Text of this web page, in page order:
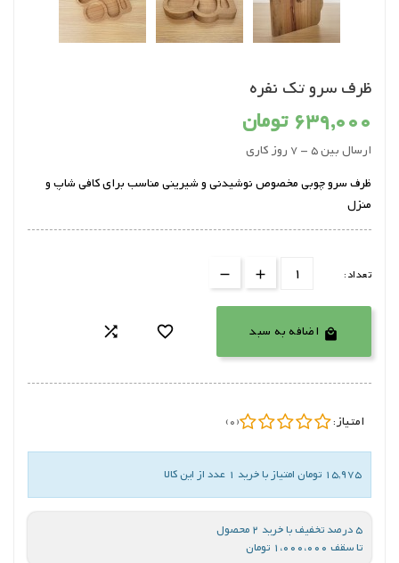
ظرف سرو تک نفره
639,000 تومان
ارسال بین 5 - 7 روز کاری
ظرف سرو چوبی مخصوص نوشیدنی و شیرینی مناسب برای کافی شاپ و
منزل
تعداد:
 اضافه به سبد 

امتیاز: (0)
15,975 تومان امتیاز با خرید 1 عدد از این کالا
5 درصد تخفیف با خرید 2 محصول
تا سقف 1،000،000 تومان